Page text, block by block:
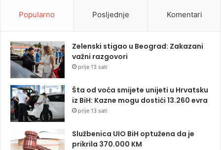
Popularno Posljednje Komentari
Zelenski stigao u Beograd: Zakazani
važni razgovori
prije 13 sati
Šta od voća smijete unijeti u Hrvatsku
iz BiH: Kazne mogu dostići 13.260 evra
prije 13 sati
Službenica UIO BiH optužena da je
prikrila 370.000 KM